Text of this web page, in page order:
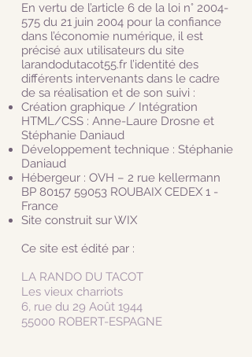
En vertu de l’article 6 de la loi n° 2004-
575 du 21 juin 2004 pour la confiance
dans l’économie numérique, il est
précisé aux utilisateurs du site
larandodutacot55.fr l’identité des
différents intervenants dans le cadre
de sa réalisation et de son suivi :
Création graphique / Intégration
HTML/CSS : Anne-Laure Drosne et
Stéphanie Daniaud
Développement technique : Stéphanie
Daniaud
Hébergeur : OVH – 2 rue kellermann
BP 80157 59053 ROUBAIX CEDEX 1 -
France
Site construit sur WIX
Ce site est édité par :
LA RANDO DU TACOT
Les vieux charriots
6, rue du 29 Août 1944
55000 ROBERT-ESPAGNE